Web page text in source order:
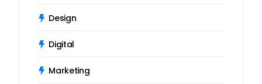
Design
Digital
Marketing